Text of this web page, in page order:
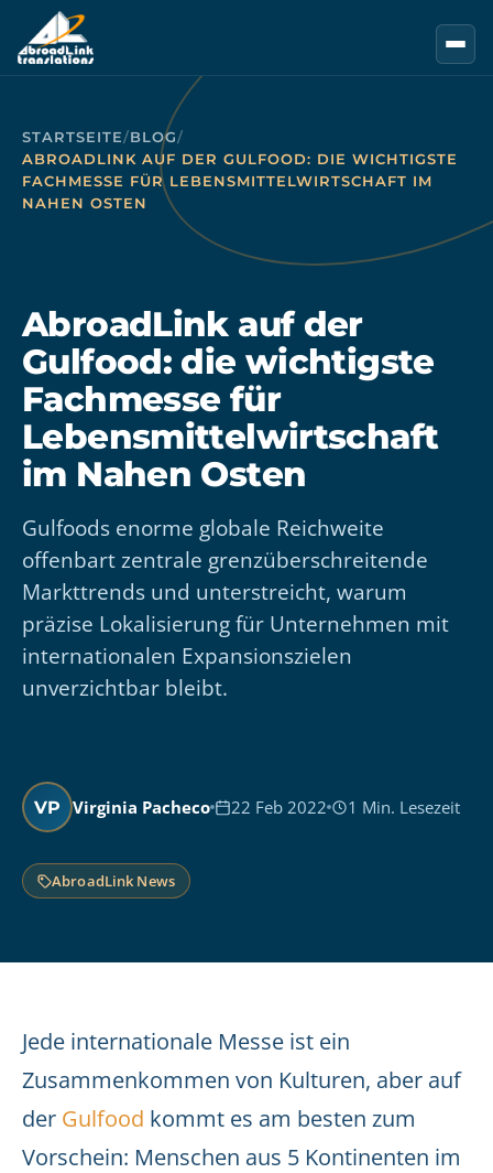
Zum Hauptinhalt springen
STARTSEITE/BLOG/
ABROADLINK AUF DER GULFOOD: DIE WICHTIGSTE
FACHMESSE FÜR LEBENSMITTELWIRTSCHAFT IM
NAHEN OSTEN
AbroadLink auf der
Gulfood: die wichtigste
Fachmesse für
Lebensmittelwirtschaft
im Nahen Osten
Gulfoods enorme globale Reichweite
offenbart zentrale grenzüberschreitende
Markttrends und unterstreicht, warum
präzise Lokalisierung für Unternehmen mit
internationalen Expansionszielen
unverzichtbar bleibt.
VP Virginia Pacheco 22 Feb 2022 1 Min. Lesezeit
AbroadLink News
Jede internationale Messe ist ein
Zusammenkommen von Kulturen, aber auf
der Gulfood kommt es am besten zum
Vorschein: Menschen aus 5 Kontinenten im